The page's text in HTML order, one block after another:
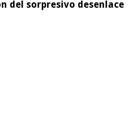
del sorpresivo desenlace